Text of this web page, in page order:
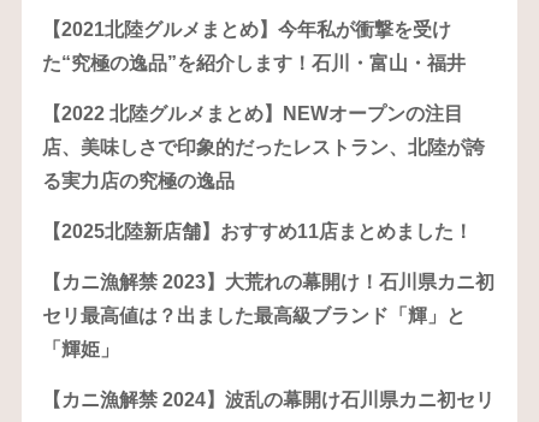
【2021北陸グルメまとめ】今年私が衝撃を受け
た“究極の逸品”を紹介します！石川・富山・福井
【2022 北陸グルメまとめ】NEWオープンの注目
店、美味しさで印象的だったレストラン、北陸が誇
る実力店の究極の逸品
【2025北陸新店舗】おすすめ11店まとめました！
【カニ漁解禁 2023】大荒れの幕開け！石川県カニ初
セリ最高値は？出ました最高級ブランド「輝」と
「輝姫」
【カニ漁解禁 2024】波乱の幕開け石川県カニ初セリ